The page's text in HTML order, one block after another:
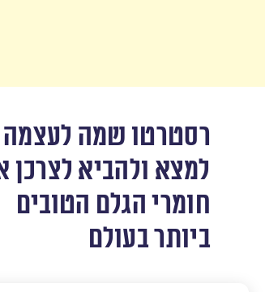
רסטרטו שמה
למצא ולהביא לצרכן
חומרי הגלם הטובים
ביותר בעולם